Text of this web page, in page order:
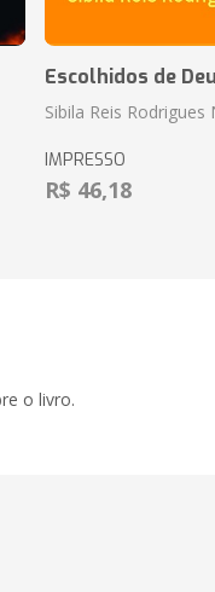
Escolhidos de
Sibila Reis
IMPRESSO
R$ 46,18
o livro.